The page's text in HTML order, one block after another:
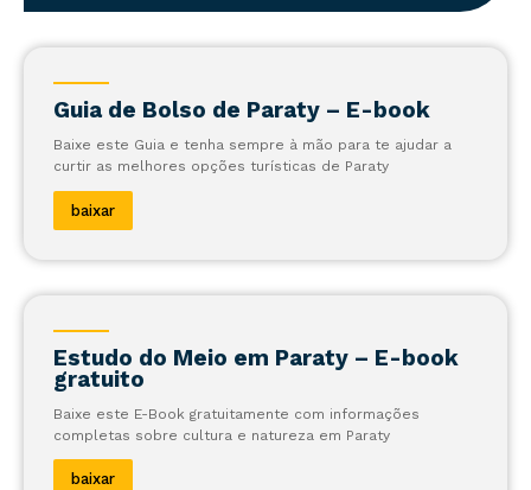
Guia de Bolso de Paraty – E-book
Baixe este Guia e tenha sempre à mão para te ajudar a
curtir as melhores opções turísticas de Paraty
baixar
Estudo do Meio em Paraty – E-book
gratuito
Baixe este E-Book gratuitamente com informações
completas sobre cultura e natureza em Paraty
baixar